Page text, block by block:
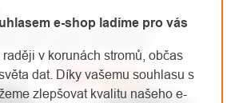
e-shop ladíme pro vás
raději v korunách stromů, občas
dat. Díky vašemu souhlasu s
zlepšovat kvalitu našeho e-
Top Doporučujeme